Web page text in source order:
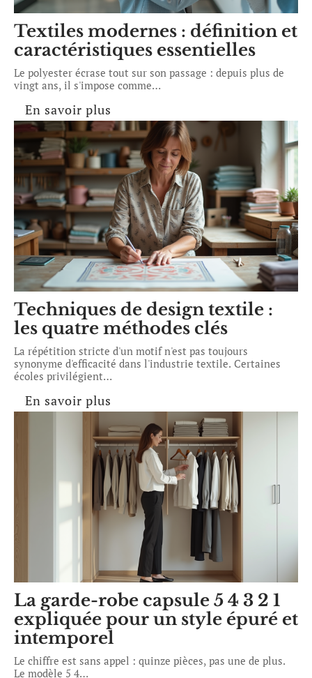
Textiles modernes : définition et
caractéristiques essentielles
Le polyester écrase tout sur son passage : depuis plus de
vingt ans, il s'impose comme…
En savoir plus
Techniques de design textile :
les quatre méthodes clés
La répétition stricte d'un motif n'est pas toujours
synonyme d'efficacité dans l'industrie textile. Certaines
écoles privilégient…
En savoir plus
La garde-robe capsule 5 4 3 2 1
expliquée pour un style épuré et
intemporel
Le chiffre est sans appel : quinze pièces, pas une de plus.
Le modèle 5 4…